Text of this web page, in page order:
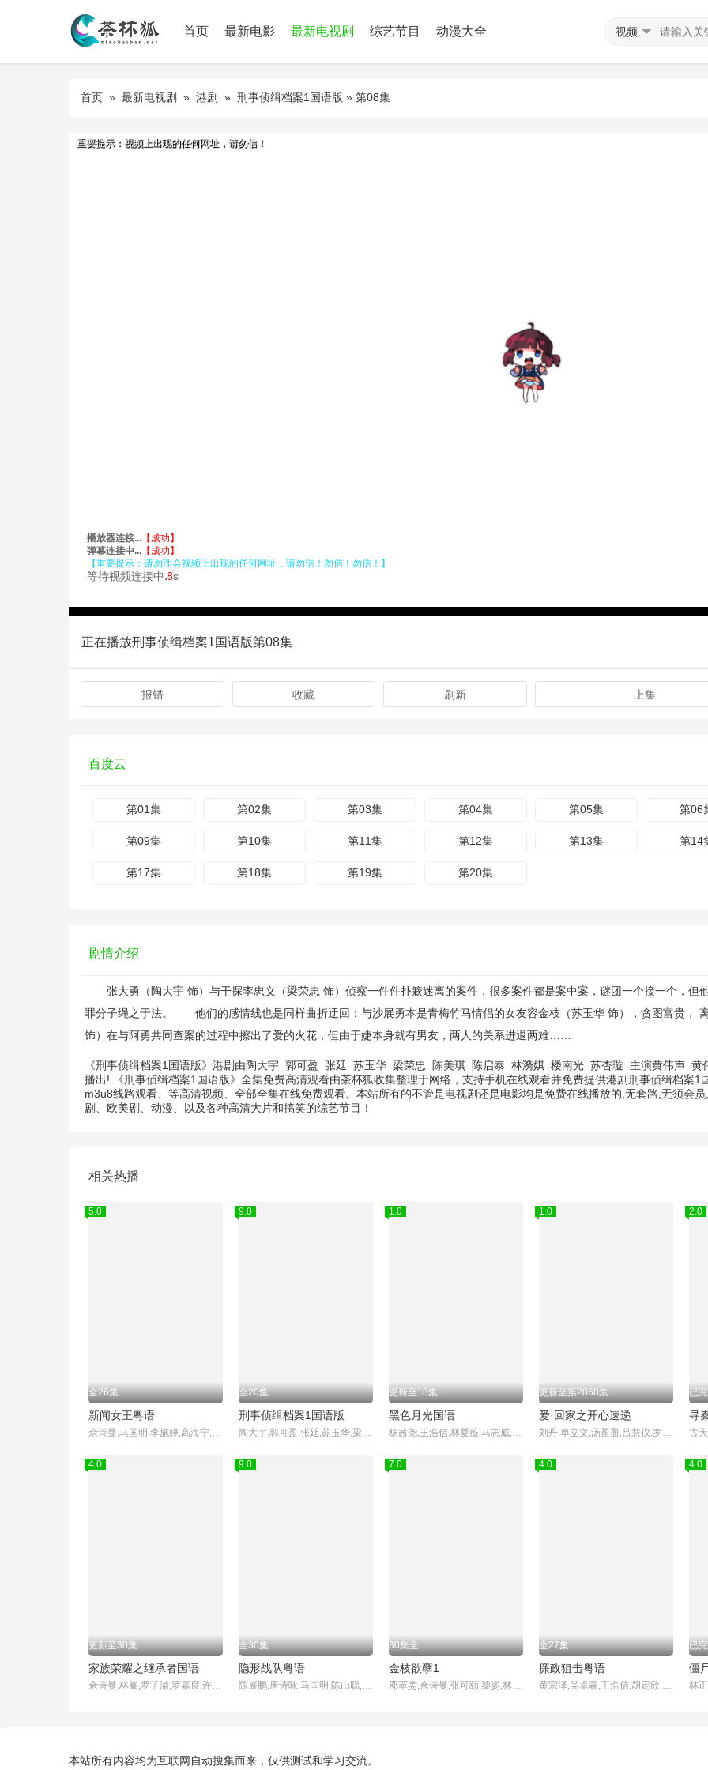
首页 最新电影 最新电视剧 综艺节目 动漫大全 视频
首页 » 最新电视剧 » 港剧 » 刑事侦缉档案1国语版 » 第08集
正在播放刑事侦缉档案1国语版第08集
报错 收藏 刷新 上集
百度云
第01集 第02集 第03集 第04集 第05集 第06
第09集 第10集 第11集 第12集 第13集 第14
第17集 第18集 第19集 第20集
剧情介绍
张大勇（陶大宇 饰）与干探李忠义（梁荣忠 饰）侦察一件件扑簌迷离的案件，很多案件都是案中案，谜团一个接一个，但
罪分子绳之于法。 他们的感情线也是同样曲折迂回：与沙展勇本是青梅竹马情侣的女友容金枝（苏玉华 饰），贪图富贵
饰）在与阿勇共同查案的过程中擦出了爱的火花，但由于婕本身就有男友，两人的关系进退两难……
《刑事侦缉档案1国语版》港剧由陶大宇 郭可盈 张延 苏玉华 梁荣忠 陈美琪 陈启泰 林漪娸 楼南光 苏杏璇 主演黄伟声 黄
播出! 《刑事侦缉档案1国语版》全集免费高清观看由茶杯狐收集整理于网络，支持手机在线观看并免费提供港剧刑事侦缉档案
m3u8线路观看、等高清视频、全部全集在线免费观看。本站所有的不管是电视剧还是电影均是免费在线播放的,无套路,无须会
剧、欧美剧、动漫、以及各种高清大片和搞笑的综艺节目！
相关热播
5.0
全26集
新闻女王粤语
佘诗曼,马国明,李施嬅,高海宁,王敏奕,何依婷,陈山聪,谭俊彦,陈敏之,吴业坤,邓智坚,许俊豪,袁镇业,龚慈恩,邝洁楹,高钧贤,林正峰,杨证桦,彭怀安,张诗欣,林伟,路芙,王嘉慧,郭浩皇,姚宏远,陈桢怡,车婉婉,莫家淦,杨明,何广沛,张颕康,林景程,何沛珈,陈若思,黎燕珊,崔建邦,李国麟,黄庭锋,关曜儁,罗毓仪,刘颂鹏,胡美贻,刘家聪,罗雪妍,孔德贤,蔡国威,郑启泰,卢峻峯,刘天龙,杨家宝,李嘉晋
9.0
全20集
刑事侦缉档案1国语版
陶大宇,郭可盈,张延,苏玉华,梁荣忠,陈美琪,陈启泰,林漪娸,楼南光,苏杏璇
1.0
更新至18集
黑色月光国语
杨茜尧,王浩信,林夏薇,马志威,郭锋,尹扬明,黄翠如,杨卓娜,张颕康,何广沛,杨明,马贯东,黄子恒,黄建东,黎燕珊,廖慧仪,梁超怡,区明妙,涂毓麟,周百恩,林景程,胡蓓蔚,王嘉慧,罗孝勇,蔡志恩,方伊琪,何启南,叶蒨文
1.0
更新至第2868集
爱·回家之开心速递
刘丹,单立文,汤盈盈,吕慧仪,罗乐林,马贯东,苏韵姿,周嘉洛,陈浚霆,吴伟豪
2.0
已
寻
4.0
更新至30集
家族荣耀之继承者国语
佘诗曼,林峯,罗子溢,罗嘉良,许绍雄,黄浩然,余安安,张凤妮,陈静,梁靖琪,陈滢,王敏奕
9.0
全30集
隐形战队粤语
陈展鹏,唐诗咏,马国明,陈山聪,江美仪,刘颖镟,刘佩玥,张颕康,陈自瑶,欧瑞伟,邓永健,朱斐斐,胡诺言,郭子豪,伍乐怡,郑启泰,彭怀安,庄思明,董敬文,许家杰,吴家乐,杨证桦,容天佑,赵希洛,阮浩棕,李嘉晋,李尔晨,陈国峰,潘冠霖,利颖怡,古天祥,袁镇业,冯素波,邵卓尧
7.0
30集全
金枝欲孽1
邓萃雯,佘诗曼,张可颐,黎姿,林保怡
4.0
全27集
廉政狙击粤语
黄宗泽,吴卓羲,王浩信,胡定欣,黄智雯,谭俊彦,林夏薇,蔡思贝,戴祖仪,黄智贤,罗霖,蔡洁,林景程,蔡国威,黎燕珊,林溥来,唐嘉麟,邓卓殷,吴沚默,刘颂鹏,傅嘉莉,张达伦,方力申,彭怀安,杜大伟,陈展鹏,石修,曹永廉,李美慧,易宇航,伍富桥,Alvin,Ng,黄嘉雯,Carmaney,Wong,郑启泰,陈颍熙,谢芷伦,古天祥,庄思明,何婉盈,郭政鸿,高钧贤,胡渭康,萧徽勇,麦秋成,陈庭欣,袁镇业,
4.0
已
僵
本站所有内容均为互联网自动搜集而来，仅供测试和学习交流。